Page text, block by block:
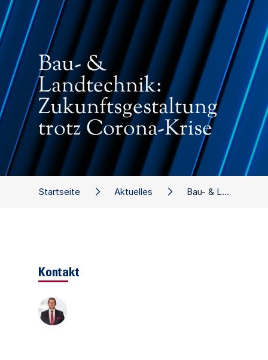
Startseite Aktuelles Bau- & Landtechnik: Zukunftsgestaltung trotz Corona-Krise
Kontakt
Bau- &
Landtechnik:
Zukunftsgestaltung
trotz Corona-Krise